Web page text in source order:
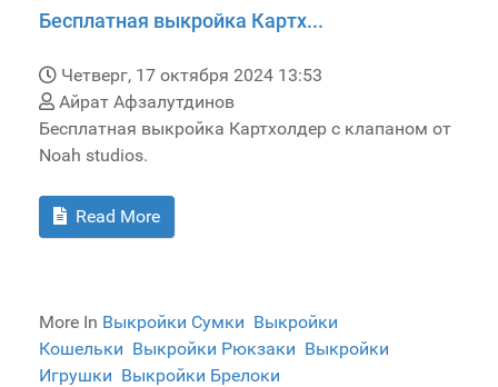
Бесплатная выкройка Картх...
Четверг, 17 октября 2024 13:53
Айрат Афзалутдинов
Бесплатная выкройка Картхолдер с клапаном от
Noah studios.
Read More
More In Выкройки Сумки Выкройки
Кошельки Выкройки Рюкзаки Выкройки
Игрушки Выкройки Брелоки